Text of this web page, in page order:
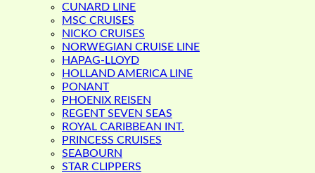
CUNARD LINE
MSC CRUISES
NICKO CRUISES
NORWEGIAN CRUISE LINE
HAPAG-LLOYD
HOLLAND AMERICA LINE
PONANT
PHOENIX REISEN
REGENT SEVEN SEAS
ROYAL CARIBBEAN INT.
PRINCESS CRUISES
SEABOURN
STAR CLIPPERS